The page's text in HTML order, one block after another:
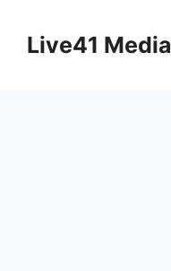
contentLive41 Media